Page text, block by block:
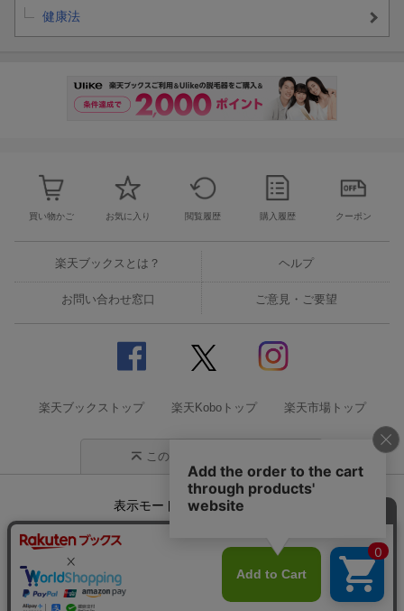
健康法
買い物かご お気に入り 閲覧履歴 購入履歴 クーポン
楽天ブックスとは？ ヘルプ
お問い合わせ窓口 ご意見・ご要望
楽天ブックストップ 楽天Koboトップ 楽天市場トップ
このページの先頭に戻る
表示モード モバイル
企業情報 個人情報保護方針